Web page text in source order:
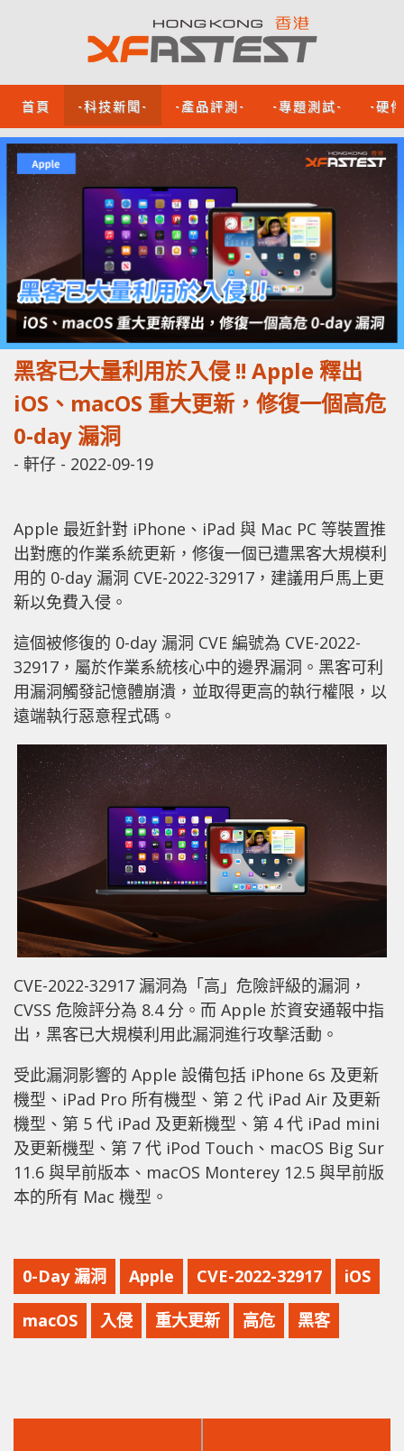
首頁 -科技新聞- -產品評測- -專題測試- -硬
黑客已大量利用於入侵 !! Apple 釋出
iOS、macOS 重大更新，修復一個高危
0-day 漏洞
- 軒仔 - 2022-09-19
Apple 最近針對 iPhone、iPad 與 Mac PC 等裝置推
出對應的作業系統更新，修復一個已遭黑客大規模利
用的 0-day 漏洞 CVE-2022-32917，建議用戶馬上更
新以免費入侵。
這個被修復的 0-day 漏洞 CVE 編號為 CVE-2022-
32917，屬於作業系統核心中的邊界漏洞。黑客可利
用漏洞觸發記憶體崩潰，並取得更高的執行權限，以
遠端執行惡意程式碼。
CVE-2022-32917 漏洞為「高」危險評級的漏洞，
CVSS 危險評分為 8.4 分。而 Apple 於資安通報中指
出，黑客已大規模利用此漏洞進行攻擊活動。
受此漏洞影響的 Apple 設備包括 iPhone 6s 及更新
機型、iPad Pro 所有機型、第 2 代 iPad Air 及更新
機型、第 5 代 iPad 及更新機型、第 4 代 iPad mini
及更新機型、第 7 代 iPod Touch、macOS Big Sur
11.6 與早前版本、macOS Monterey 12.5 與早前版
本的所有 Mac 機型。
0-Day 漏洞 Apple CVE-2022-32917 iOS
macOS 入侵 重大更新 高危 黑客